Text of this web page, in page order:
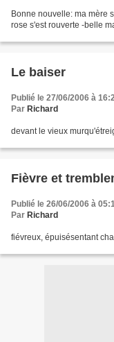
Bonne nouvelle: ma mère
rose s'est rouverte -belle
Le baiser
Publié le 27/06/2006 à
Par Richard
devant le vieux
Fièvre et
Publié le 26/06/2006 à
Par Richard
fiévreux, épuisésentant